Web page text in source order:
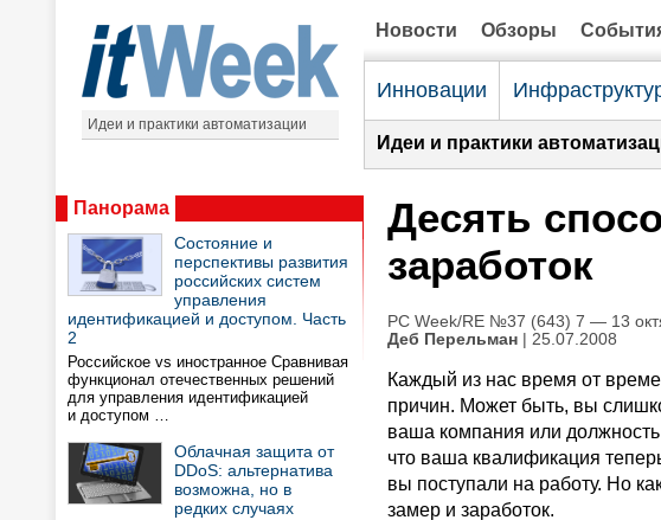
Идеи и практики автоматизации
Новости Обзоры
Инновации
Идеи и практики
Панорама
Состояние и
перспективы развития
российских систем
управления
идентификацией и доступом. Часть
2
Российское vs иностранное Сравнивая
функционал отечественных решений
для управления идентификацией
и доступом …
Облачная защита от
DDoS: альтернатива
возможна, но в
редких случаях
Десять
заработок
PC Week/RE №37 (643) 7 — 13
Деб Перельман | 25.07.2008
Каждый из нас время от
причин. Может быть, вы
ваша компания или
что ваша квалификация
вы поступали на работу. Но
замер и заработок.